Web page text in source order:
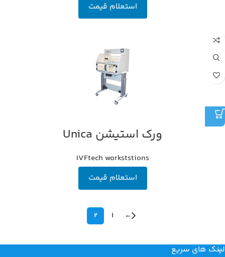
استعلام قیمت
ورک استیشن Unica
IVFtech workststions
استعلام قیمت
←
1
2
لینک های سریع